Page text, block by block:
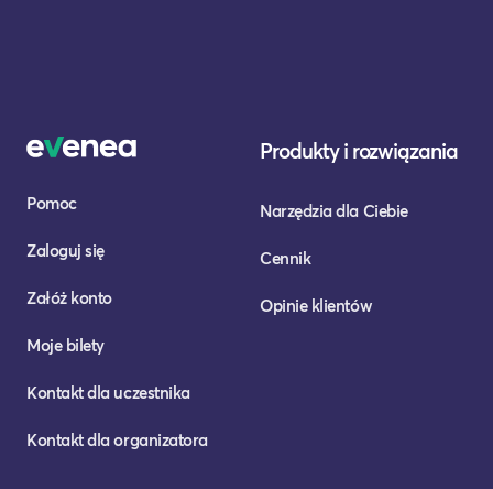
Pomoc
Zaloguj się
Załóż konto
Moje bilety
Kontakt dla uczestnika
Kontakt dla organizatora
Produkty i rozwiązania
Narzędzia dla Ciebie
Cennik
Opinie klientów